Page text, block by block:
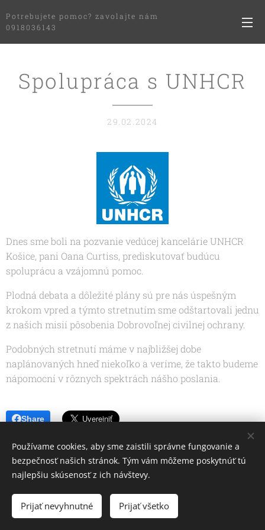
Potrebujete pomoc? zavolajte nám
0918036143
Spolupráca s UNHCR
29.02.2024
Dnes sme boli na pozvanie vedúcej kancelárie UNHCR
Košice, pani Oana Curtiss, prediskutovať budúcu
spoluprácu a vzájomnú pomoc.
Plodná debata a dôležité plány sú pre nás úspešným
krokom vpred a týmto stretnutím sme odštartovali jednu
z našich misií pôsobenia Dobrovoľnej civilnej ochrany.
Podobných stretnutí máme v najbližšej dobe
naplánovaných hneď niekoľko a veríme, že takto budeme
nápomocní v rôznych spektrách nášho poslania.
Share
Cookies
Používame cookies, aby sme zaistili správne fungovanie a
bezpečnosť našich stránok. Tým vám môžeme poskytnúť tú
najlepšiu skúsenosť z ich návštevy.
Prijať nevyhnutné Prijať všetko